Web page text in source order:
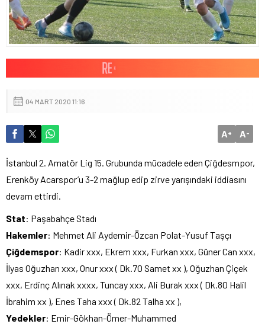
04 MART 2020 11:16
A+ A-
İstanbul 2. Amatör Lig 15. Grubunda mücadele eden Çiğdesmpor,
Erenköy Acarspor’u 3-2 mağlup edip zirve yarışındaki iddiasını
devam ettirdi.
Stat: Paşabahçe Stadı
Hakemler: Mehmet Ali Aydemir-Özcan Polat-Yusuf Taşçı
Çiğdemspor: Kadir xxx, Ekrem xxx, Furkan xxx, Güner Can xxx,
İlyas Oğuzhan xxx, Onur xxx ( Dk.70 Samet xx ), Oğuzhan Çiçek
xxx, Erdinç Alınak xxxx, Tuncay xxx, Ali Burak xxx ( Dk.80 Halil
İbrahim xx ), Enes Taha xxx ( Dk.82 Talha xx ),
Yedekler: Emir-Gökhan-Ömer-Muhammed